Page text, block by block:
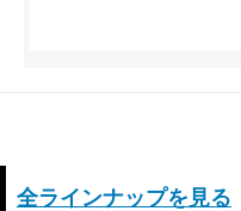
全ラインナップを見る